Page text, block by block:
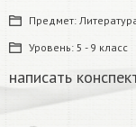
Предмет:
Уровень: 5 - 9 класс
написать